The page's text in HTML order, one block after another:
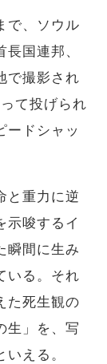
で、ソウル
国連邦、
で撮影され
て投げられ
ードシャッ
と重力に逆
示唆するイ
瞬間に生み
いる。それ
た死生観の
生」を、写
える。